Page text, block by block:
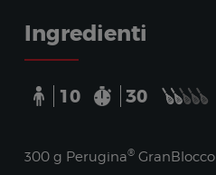
Ingredienti
10 30
300 g Perugina®